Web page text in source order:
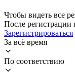
Чтобы видеть все
После
Зарегистрироваться
За всё время
По соответствию